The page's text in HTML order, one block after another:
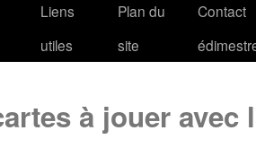
Liens
utiles
Plan du
site
Contact
à jouer avec